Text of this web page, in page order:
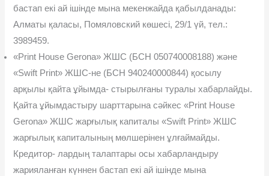
бастап екі ай ішін­де мына мекенжайда қабылданады:
Алматы қаласы, Помяловский көшесі, 29/1 үй, тел.:
3989459.
«Print House Gerona» ЖШС (БСН 050740008188) жəне
«Swift Print» ЖШС-не (БСН 940240000844) қосылу
арқылы қайта ұйымда- стырылғаны туралы хабарлайды.
Қайта ұйымдастыру шарттарына сəйкес «Print House
Gerona» ЖШС жарғылық капиталы «Swift Print» ЖШС
жарғылық капиталының мөлшерінен ұлғаймайды.
Кредитор- лардың талаптары осы хабарландыру
жарияланған күннен бастап екі ай ішінде мына